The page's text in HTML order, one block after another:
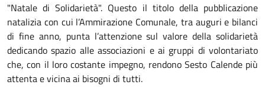
"Natale di Solidarietà". Questo il titolo della pubblicazione
natalizia con cui l’Ammirazione Comunale, tra auguri e bilanci
di fine anno, punta l’attenzione sul valore della solidarietà
dedicando spazio alle associazioni e ai gruppi di volontariato
che, con il loro costante impegno, rendono Sesto Calende più
attenta e vicina ai bisogni di tutti.